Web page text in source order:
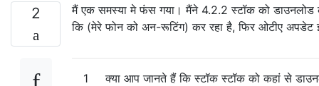
2
मैं एक समस्या मे फंस गया। मैंने 4.2.2 स्टॉक को डाउनलोड
कि (मेरे फोन को अन-रूटिंग) कर रहा है, फिर ओटीए अपडेट
1
क्या आप जानते हैं कि स्टॉक स्टॉक को कहां से